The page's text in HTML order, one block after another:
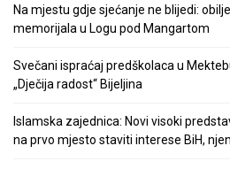
Na mjestu gdje sjećanje ne blijedi:
memorijala u Logu pod Mangartom
Svečani ispraćaj predškolaca u
„Dječija radost“ Bijeljina
Islamska zajednica: Novi visoki
na prvo mjesto staviti interese BiH,